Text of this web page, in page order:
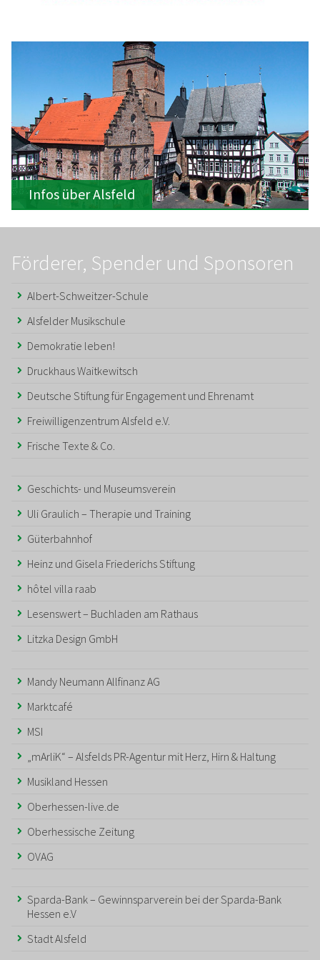
Infos über Alsfeld
Förderer, Spender und Sponsoren
Albert-Schweitzer-Schule
Alsfelder Musikschule
Demokratie leben!
Druckhaus Waitkewitsch
Deutsche Stiftung für Engagement und Ehrenamt
Freiwilligenzentrum Alsfeld e.V.
Frische Texte & Co.
Geschichts- und Museumsverein
Uli Graulich – Therapie und Training
Güterbahnhof
Heinz und Gisela Friederichs Stiftung
hôtel villa raab
Lesenswert – Buchladen am Rathaus
Litzka Design GmbH
Mandy Neumann Allfinanz AG
Marktcafé
MSI
„mArliK“ – Alsfelds PR-Agentur mit Herz, Hirn & Haltung
Musikland Hessen
Oberhessen-live.de
Oberhessische Zeitung
OVAG
Sparda-Bank – Gewinnsparverein bei der Sparda-Bank
Hessen e.V
Stadt Alsfeld